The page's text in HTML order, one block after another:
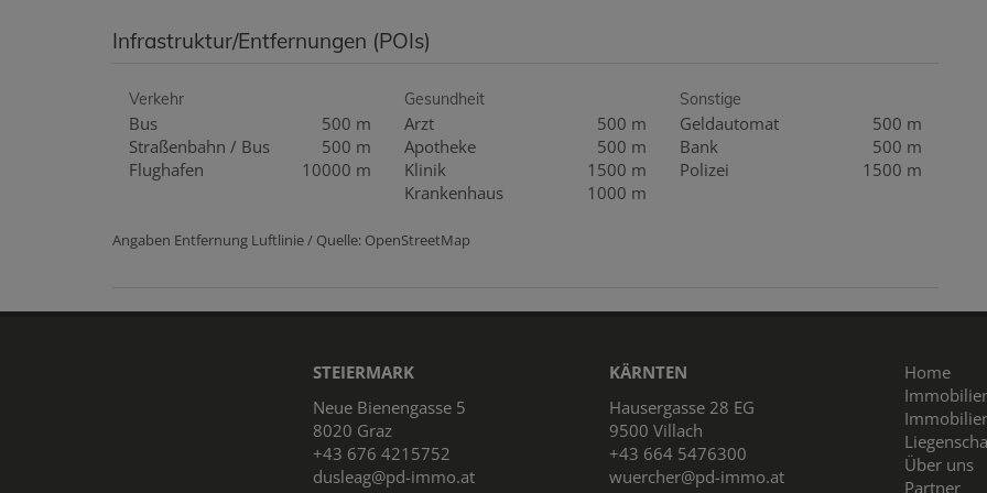
Infrastruktur/Entfernungen (POIs)
Verkehr
Bus
500 m
Straßenbahn / Bus
500 m
Flughafen
10000 m
Gesundheit
Arzt
500 m
Apotheke
500 m
Klinik
1500 m
Krankenhaus
1000 m
Sonstige
Geldautomat
500 m
Bank
500 m
Polizei
1500 m
Angaben Entfernung Luftlinie / Quelle: OpenStreetMap
STEIERMARK
Neue Bienengasse 5
8020 Graz
+43 676 4215752
dusleag@pd-immo.at
KÄRNTEN
Hausergasse 28 EG
9500 Villach
+43 664 5476300
wuercher@pd-immo.at
Home
Über uns
Partner